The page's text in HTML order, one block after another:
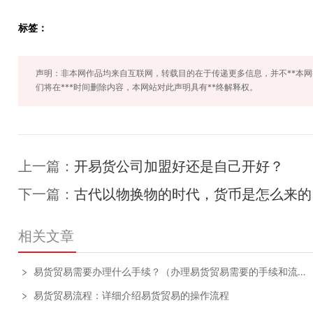
标签：
声明：非本网作品均来自互联网，转载目的在于传递更多信息，并不**本
们将在***时间删除内容，本网站对此声明具有**终解释权。
上一篇： 开易货公司加盟好还是自己开好？
下一篇： 古代以物换物的时代，货币是怎么来
相关文章
易货贸易需要办理什么手续？（办理易货贸易需要的手续和流程）
易货贸易流程：详细介绍易货贸易的操作流程